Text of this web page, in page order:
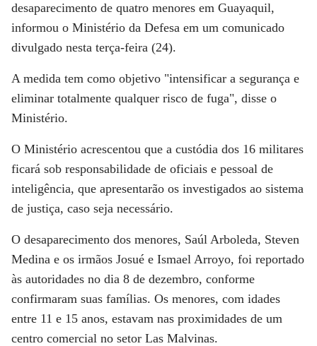
desaparecimento de quatro menores em Guayaquil,
informou o Ministério da Defesa em um comunicado
divulgado nesta terça-feira (24).
A medida tem como objetivo "intensificar a segurança e
eliminar totalmente qualquer risco de fuga", disse o
Ministério.
O Ministério acrescentou que a custódia dos 16 militares
ficará sob responsabilidade de oficiais e pessoal de
inteligência, que apresentarão os investigados ao sistema
de justiça, caso seja necessário.
O desaparecimento dos menores, Saúl Arboleda, Steven
Medina e os irmãos Josué e Ismael Arroyo, foi reportado
às autoridades no dia 8 de dezembro, conforme
confirmaram suas famílias. Os menores, com idades
entre 11 e 15 anos, estavam nas proximidades de um
centro comercial no setor Las Malvinas.